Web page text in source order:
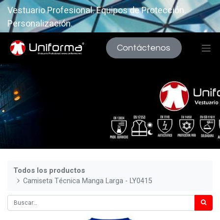
Vestuario Profesional. Equipos de Protección.
Personalización.
Contáctenos
Todos los productos
Camiseta Técnica Manga Larga - LY0415